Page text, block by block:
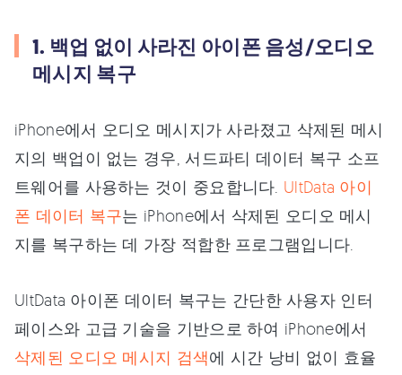
1. 백업 없이 사라진 아이폰 음성/오디오
메시지 복구
iPhone에서 오디오 메시지가 사라졌고 삭제된 메시
지의 백업이 없는 경우, 서드파티 데이터 복구 소프
트웨어를 사용하는 것이 중요합니다. UltData 아이
폰 데이터 복구는 iPhone에서 삭제된 오디오 메시
지를 복구하는 데 가장 적합한 프로그램입니다.
UltData 아이폰 데이터 복구는 간단한 사용자 인터
페이스와 고급 기술을 기반으로 하여 iPhone에서
삭제된 오디오 메시지 검색에 시간 낭비 없이 효율